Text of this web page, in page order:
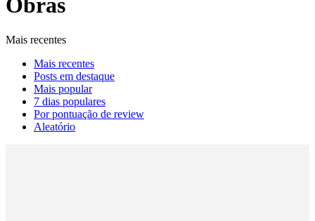
Obras
Mais recentes
Mais recentes
Posts em destaque
Mais popular
7 dias populares
Por pontuação de review
Aleatório